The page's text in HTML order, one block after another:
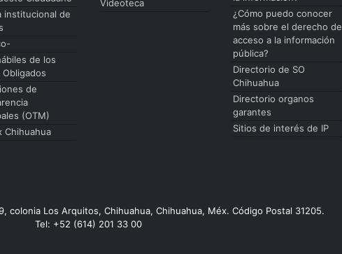
institucional de
de los
de
(OTM)
Chihuahua
Videoteca
¿Cómo puedo conocer
más sobre el derecho de
acceso a la información
pública?
Directorio de SO
Chihuahua
Directorio organos
garantes
Sitios de interés de IP
colonia Los Arquitos, Chihuahua, Chihuahua, Méx. Código Postal 31205.
Tel: +52 (614) 201 33 00